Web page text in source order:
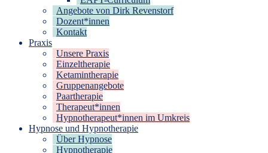
Angebote von Dirk Revenstorf
Dozent*innen
Kontakt
Praxis
Unsere Praxis
Einzeltherapie
Ketamintherapie
Gruppenangebote
Paartherapie
Therapeut*innen
Hypnotherapeut*innen im Umkreis
Hypnose und Hypnotherapie
Über Hypnose
Hypnotherapie